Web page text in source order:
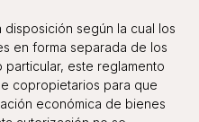
disposición según la cual los
en forma separada de los
este reglamento
copropietarios para que
económica de bienes